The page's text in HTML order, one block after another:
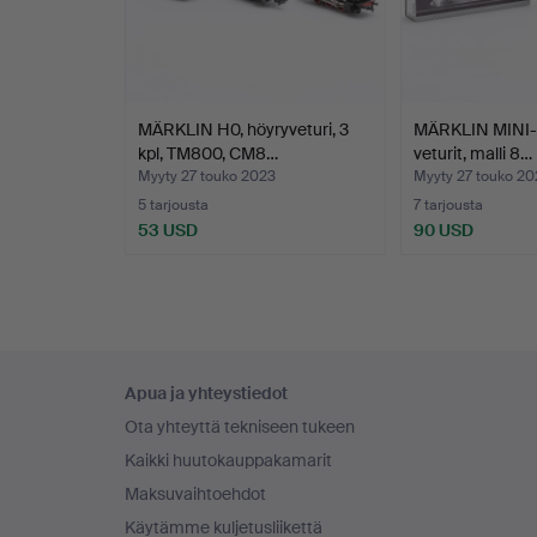
MÄRKLIN H0, höyryveturi, 3
kpl, TM800, CM8…
Myyty 27 touko 2023
5 tarjousta
53 USD
MÄRKLIN
veturit, malli 8…
Myyty 27 touko
7 tarjousta
90 USD
Apua ja yhteystiedot
Ota yhteyttä tekniseen tukeen
Kaikki huutokauppakamarit
Maksuvaihtoehdot
Käytämme kuljetusliikettä